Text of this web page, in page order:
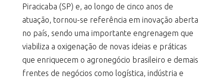
Piracicaba (SP) e, ao longo de cinco anos de
atuação, tornou-se referência em inovação aberta
no país, sendo uma importante engrenagem que
viabiliza a oxigenação de novas ideias e práticas
que enriquecem o agronegócio brasileiro e demais
frentes de negócios como logística, indústria e